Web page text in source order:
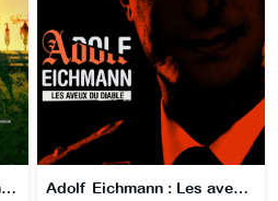
Riverdance : l'aventure animée Adolf Eichmann : Les aveux du diable - Épisode 1 La traque